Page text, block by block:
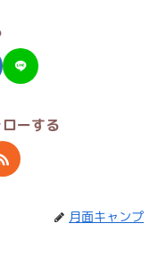
ーする
月面キャンプ